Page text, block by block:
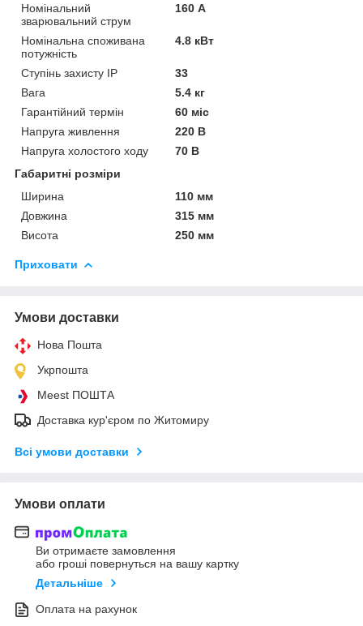
Номінальний
зварювальний струм
160 А
Номінальна споживана
потужність
4.8 кВт
Ступінь захисту IP
33
Вага
5.4 кг
Гарантійний термін
60 міс
Напруга живлення
220 В
Напруга холостого ходу
70 В
Габаритні розміри
Ширина
110 мм
Довжина
315 мм
Висота
250 мм
Приховати
Умови доставки
Нова Пошта
Укрпошта
Meest ПОШТА
Доставка кур'єром по Житомиру
Всі умови доставки
Умови оплати
Ви отримаєте замовлення
або гроші повернуться на вашу картку
Детальніше
Оплата на рахунок